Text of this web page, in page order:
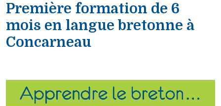
Première formation de 6
mois en langue bretonne à
Concarneau